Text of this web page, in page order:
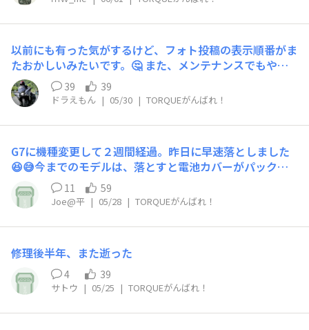
以前にも有った気がするけど、フォト投稿の表示順番がま
たおかしいみたいです。🤔 また、メンテナンスでもやっ
てるのかな〜。😅 投稿するのも何回もやり直さないと投
稿できないみたいですし。😨
39 39
ドラえもん | 05/30 | TORQUEがんばれ！
G7に機種変更して２週間経過。昨日に早速落としました
😆😅今までのモデルは、落とすと電池カバーがパックリ
開き落ち止まった所がもしも水溜りだったりしたら水没確
定で以前に青色が有ったモデルの時にそれで水没しました
😆G5モデルぐらいまでは、落とし方によっては完全にカ
バーが離脱するぐらいでガシガシ使えませんでしたが、G
ドスイッチの様なカバーロックが有ったので強化された！
と思って機種変しましたが、初落ちしたところカメラレン
ズの上の部分がカバー開きしました！😮‍💨😱🤕CM動画の様
ませんのでお気を付けくださいませ！🙅📉😮‍💨
11 59
Joe@平 | 05/28 | TORQUEがんばれ！
修理後半年、また逝った​
4 39
サトウ | 05/25 | TORQUEがんばれ！